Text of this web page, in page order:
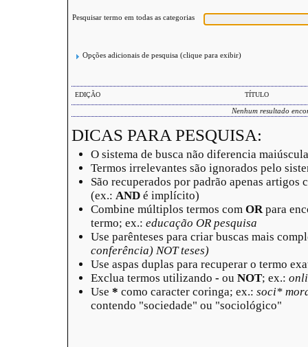
Pesquisar termo em todas as categorias
Opções adicionais de pesquisa (clique para exibir)
EDIÇÃO TÍTULO
Nenhum resultado
DICAS PARA PESQUISA:
O sistema de busca não diferencia
Termos irrelevantes são ignorados pelo
São recuperados por padrão apenas artigos
(ex.: AND é implícito)
Combine múltiplos termos com ORpara
termo; ex.: educação OR pesquisa
Use parênteses para criar buscas mais
conferência) NOT teses)
Use aspas duplas para recuperar o termo
Exclua termos utilizando - ou NOT; ex.:
Use * como caracter coringa; ex.: soci*
contendo "sociedade" ou "sociológico"